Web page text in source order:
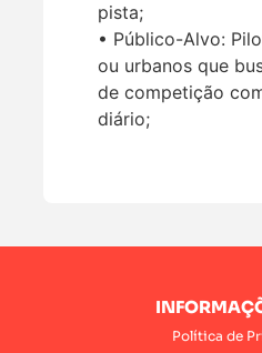
pista;
• Público-Alvo:
ou urbanos que
de competição
diário;
Política de